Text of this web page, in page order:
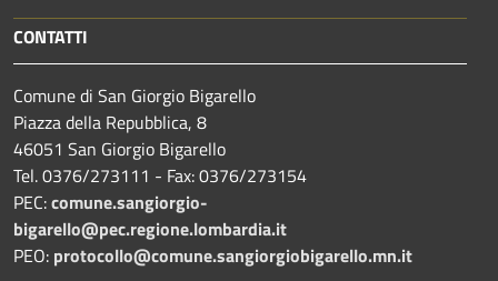
CONTATTI
Comune di San Giorgio Bigarello
Piazza della Repubblica, 8
46051 San Giorgio Bigarello
Tel. 0376/273111 - Fax: 0376/273154
PEC:comune.sangiorgio-
bigarello@pec.regione.lombardia.it
PEO: protocollo@comune.sangiorgiobigarello.mn.it